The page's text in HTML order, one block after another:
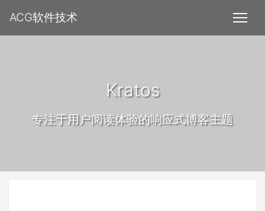
ACG软件技术
Kratos
专注于用户阅读体验的响应式博客主题